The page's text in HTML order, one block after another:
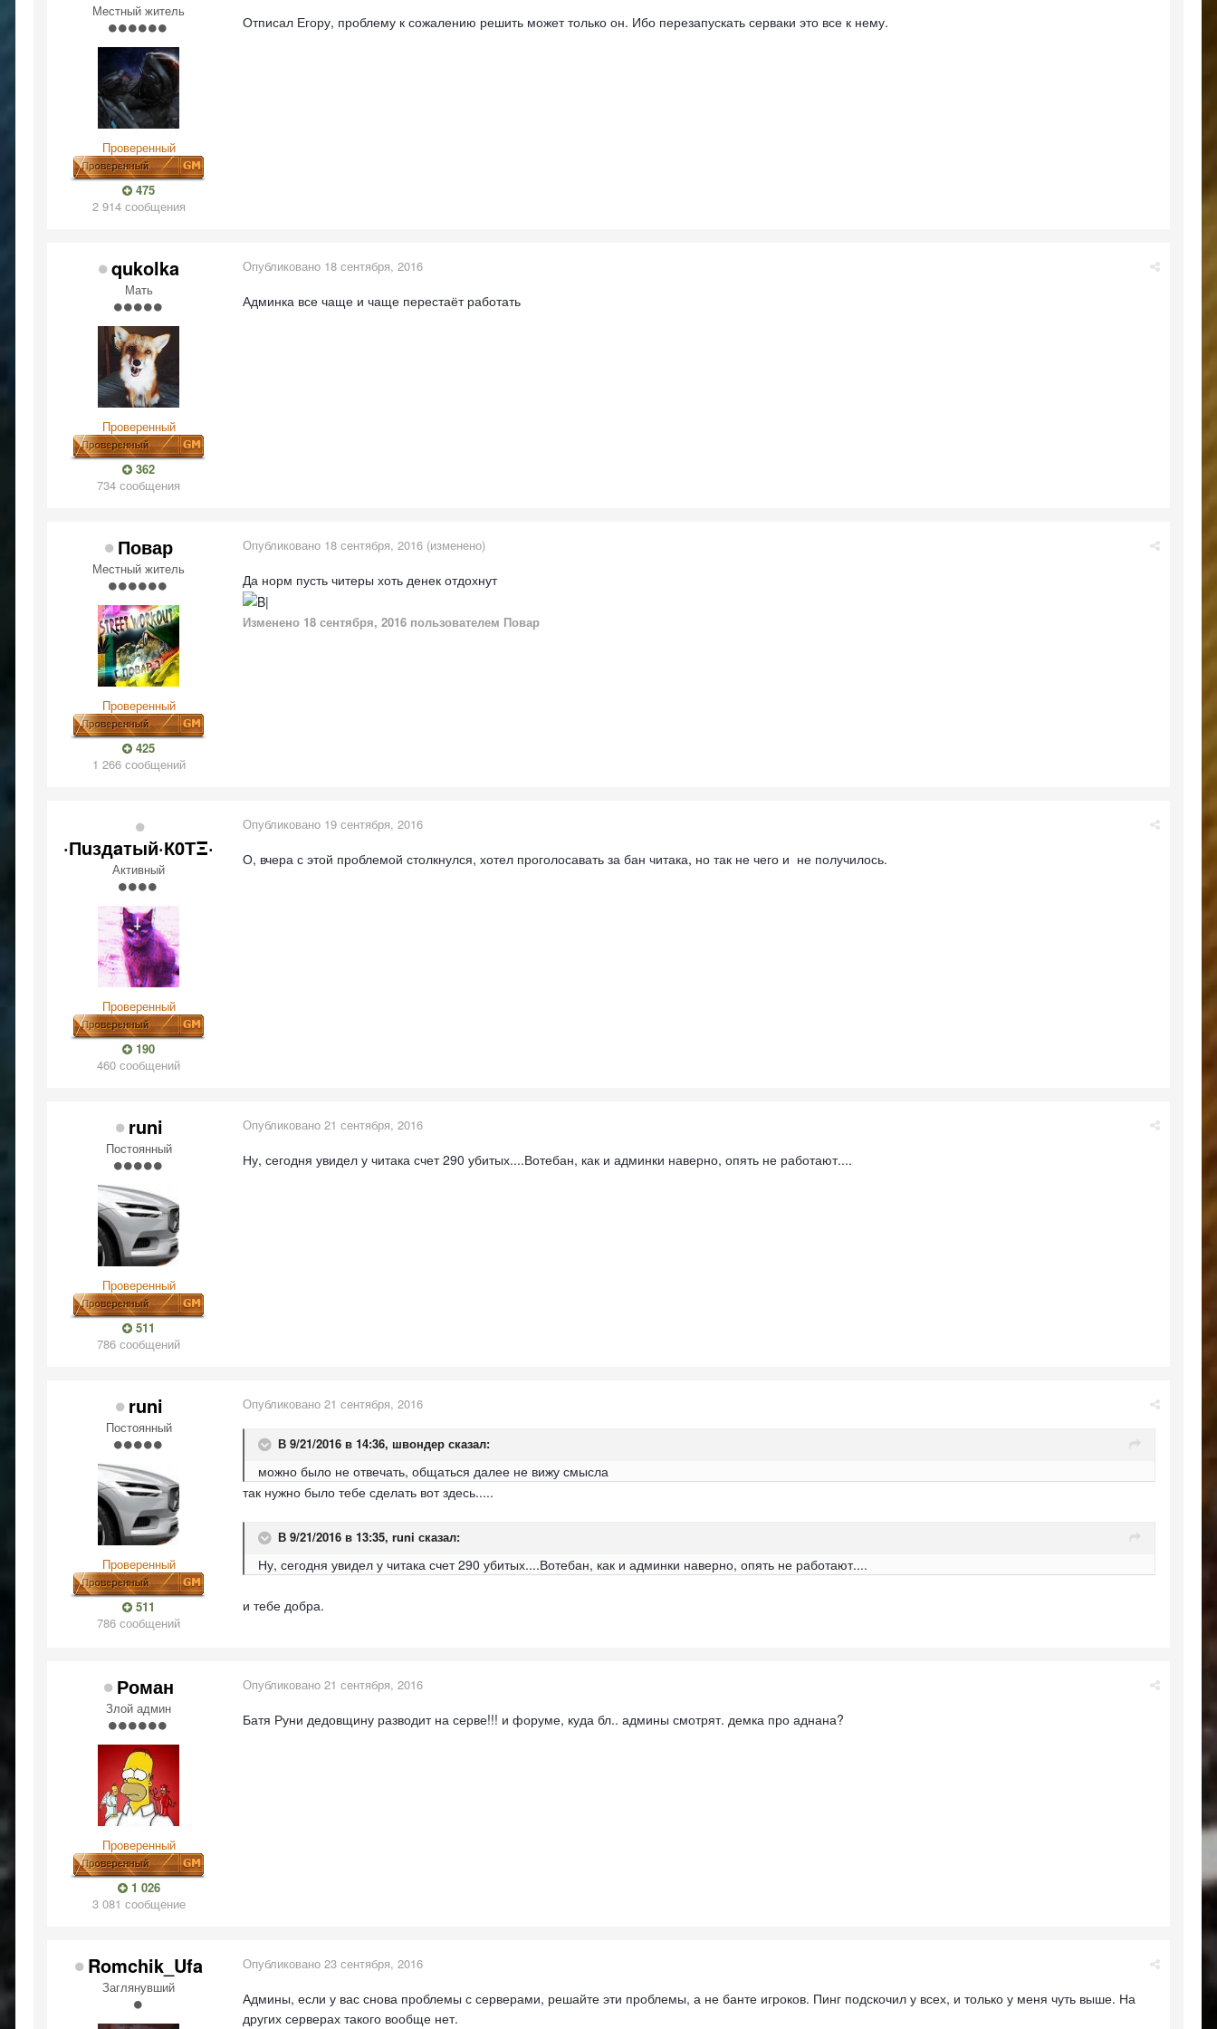
Местный житель
Проверенный
475
2 914 сообщения
Отписал Егору, проблему к сожалению решить может только он. Ибо перезапускать серваки это все к нему.
qukolka
Мать
Проверенный
362
734 сообщения
Опубликовано 18 сентября, 2016
Админка все чаще и чаще перестаёт работать
Повар
Местный житель
Проверенный
425
1 266 сообщений
Опубликовано 18 сентября, 2016 (изменено)
Да норм пусть читеры хоть денек отдохнут
Изменено 18 сентября, 2016 пользователем Повар
·Пuздaтый·К0ТΞ·
Активный
Проверенный
190
460 сообщений
Опубликовано 19 сентября, 2016
О, вчера с этой проблемой столкнулся, хотел проголосавать за бан читака, но так не чего и не получилось.
runi
Постоянный
Проверенный
511
786 сообщений
Опубликовано 21 сентября, 2016
Ну, сегодня увидел у читака счет 290 убитых....Вотебан, как и админки наверно, опять не работают....
runi
Постоянный
Проверенный
511
786 сообщений
Опубликовано 21 сентября, 2016
В 9/21/2016 в 14:36, швондер сказал:
можно было не отвечать, общаться далее не вижу смысла
так нужно было тебе сделать вот здесь.....
В 9/21/2016 в 13:35, runi сказал:
Ну, сегодня увидел у читака счет 290 убитых....Вотебан, как и админки наверно, опять не работают....
и тебе добра.
Роман
Злой админ
Проверенный
1 026
3 081 сообщение
Опубликовано 21 сентября, 2016
Батя Руни дедовщину разводит на серве!!! и форуме, куда бл.. админы смотрят. демка про аднана?
Romchik_Ufa
Заглянувший
Опубликовано 23 сентября, 2016
Админы, если у вас снова проблемы с серверами, решайте эти проблемы, а не банте игроков. Пинг подскочил у всех, и только у меня чуть выше. На
других серверах такого вообще нет.